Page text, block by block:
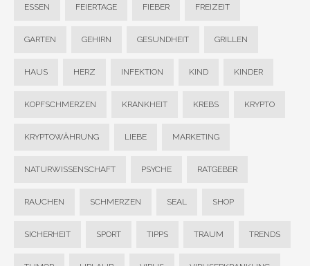
ESSEN FEIERTAGE FIEBER FREIZEIT
GARTEN GEHIRN GESUNDHEIT GRILLEN
HAUS HERZ INFEKTION KIND KINDER
KOPFSCHMERZEN KRANKHEIT KREBS KRYPTO
KRYPTOWÄHRUNG LIEBE MARKETING
NATURWISSENSCHAFT PSYCHE RATGEBER
RAUCHEN SCHMERZEN SEAL SHOP
SICHERHEIT SPORT TIPPS TRAUM TRENDS